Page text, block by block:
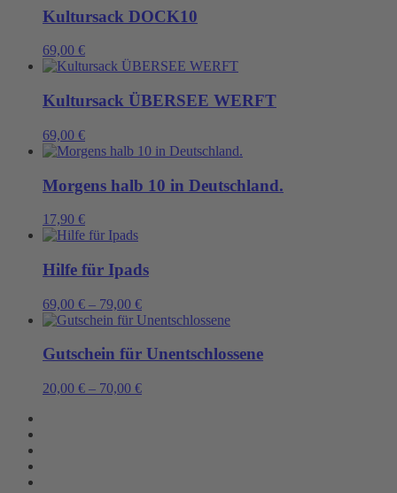
Kultursack DOCK10
69,00 €
Kultursack ÜBERSEE WERFT
69,00 €
Morgens halb 10 in Deutschland.
17,90 €
Hilfe für Ipads
69,00 € – 79,00 €
Gutschein für Unentschlossene
20,00 € – 70,00 €